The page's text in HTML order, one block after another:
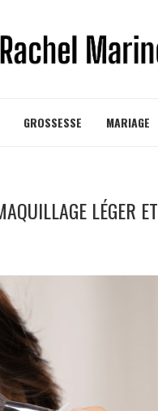
GROSSESSE MARIAGE
LÉGER ET